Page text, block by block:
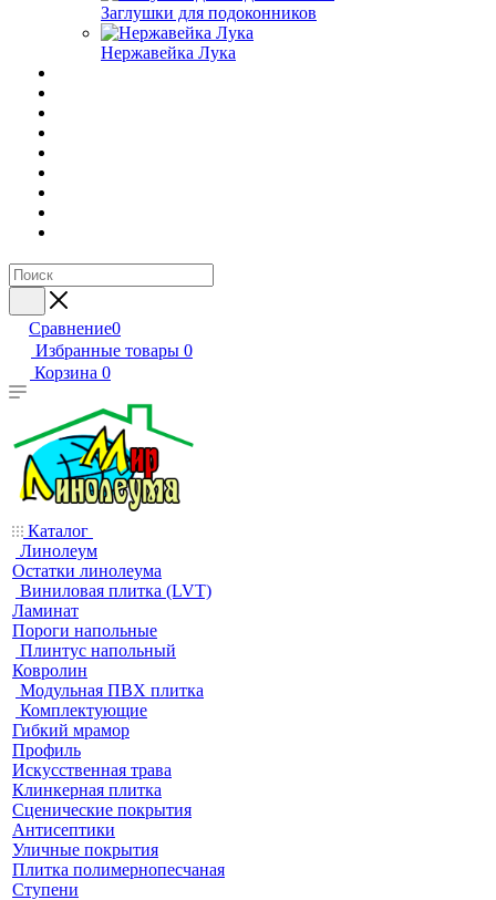
Заглушки для подоконников
Нержавейка Лука
Сравнение0
Избранные товары 0
Корзина 0
Каталог
Линолеум
Остатки линолеума
Виниловая плитка (LVT)
Ламинат
Пороги напольные
Плинтус напольный
Ковролин
Модульная ПВХ плитка
Комплектующие
Гибкий мрамор
Профиль
Искусственная трава
Клинкерная плитка
Сценические покрытия
Антисептики
Уличные покрытия
Плитка полимернопесчаная
Ступени